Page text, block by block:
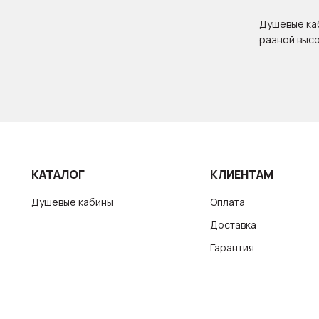
Душевые
разной
КАТАЛОГ
Душевые кабины
КЛИЕНТАМ
Оплата
Доставка
Гарантия